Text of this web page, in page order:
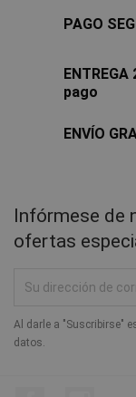
PAGO
pago
ENVÍO
Infórmese de
ofertas
Al darle a "Suscribirse"
datos.